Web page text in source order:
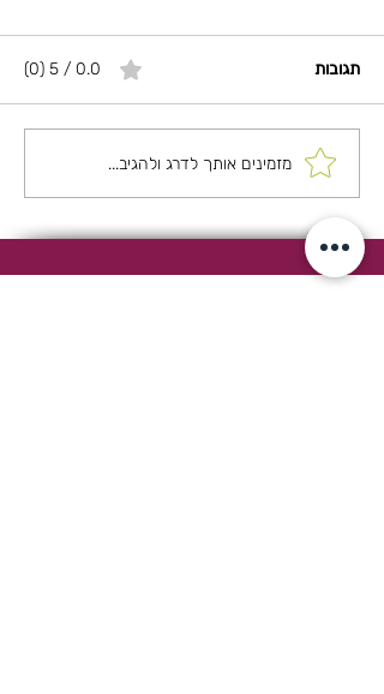
תגובות 0.0 / 5 ‏(0)
מזמינים אותך לדרג ולהגיב...